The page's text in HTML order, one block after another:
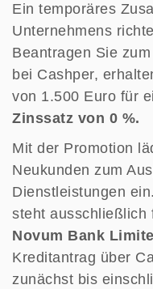
Ein temporäres
Unternehmens
Beantragen Sie
bei Cashper,
von 1.500 Euro für
Zinssatz von 0 %.
Mit der Promotion
Neukunden zum
Dienstleistungen
steht ausschließlich
Novum Bank
Kreditantrag über
zunächst bis